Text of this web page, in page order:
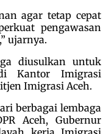
agar tetap cepat
pengawasan
ujarnya.
diusulkan untuk
Kantor Imigrasi
Imigrasi Aceh.
berbagai lembaga
Aceh, Gubernur